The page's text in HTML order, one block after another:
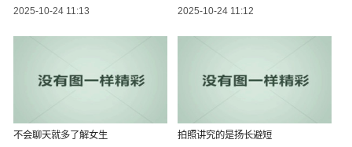
2025-10-24 11:13 2025-10-24 11:12
不会聊天就多了解女生 拍照讲究的是扬长避短